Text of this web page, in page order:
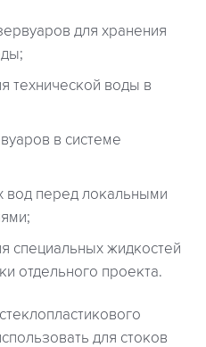
для хранения
технической воды в
в системе
вод перед локальными
специальных жидкостей
отдельного проекта.
для стоков